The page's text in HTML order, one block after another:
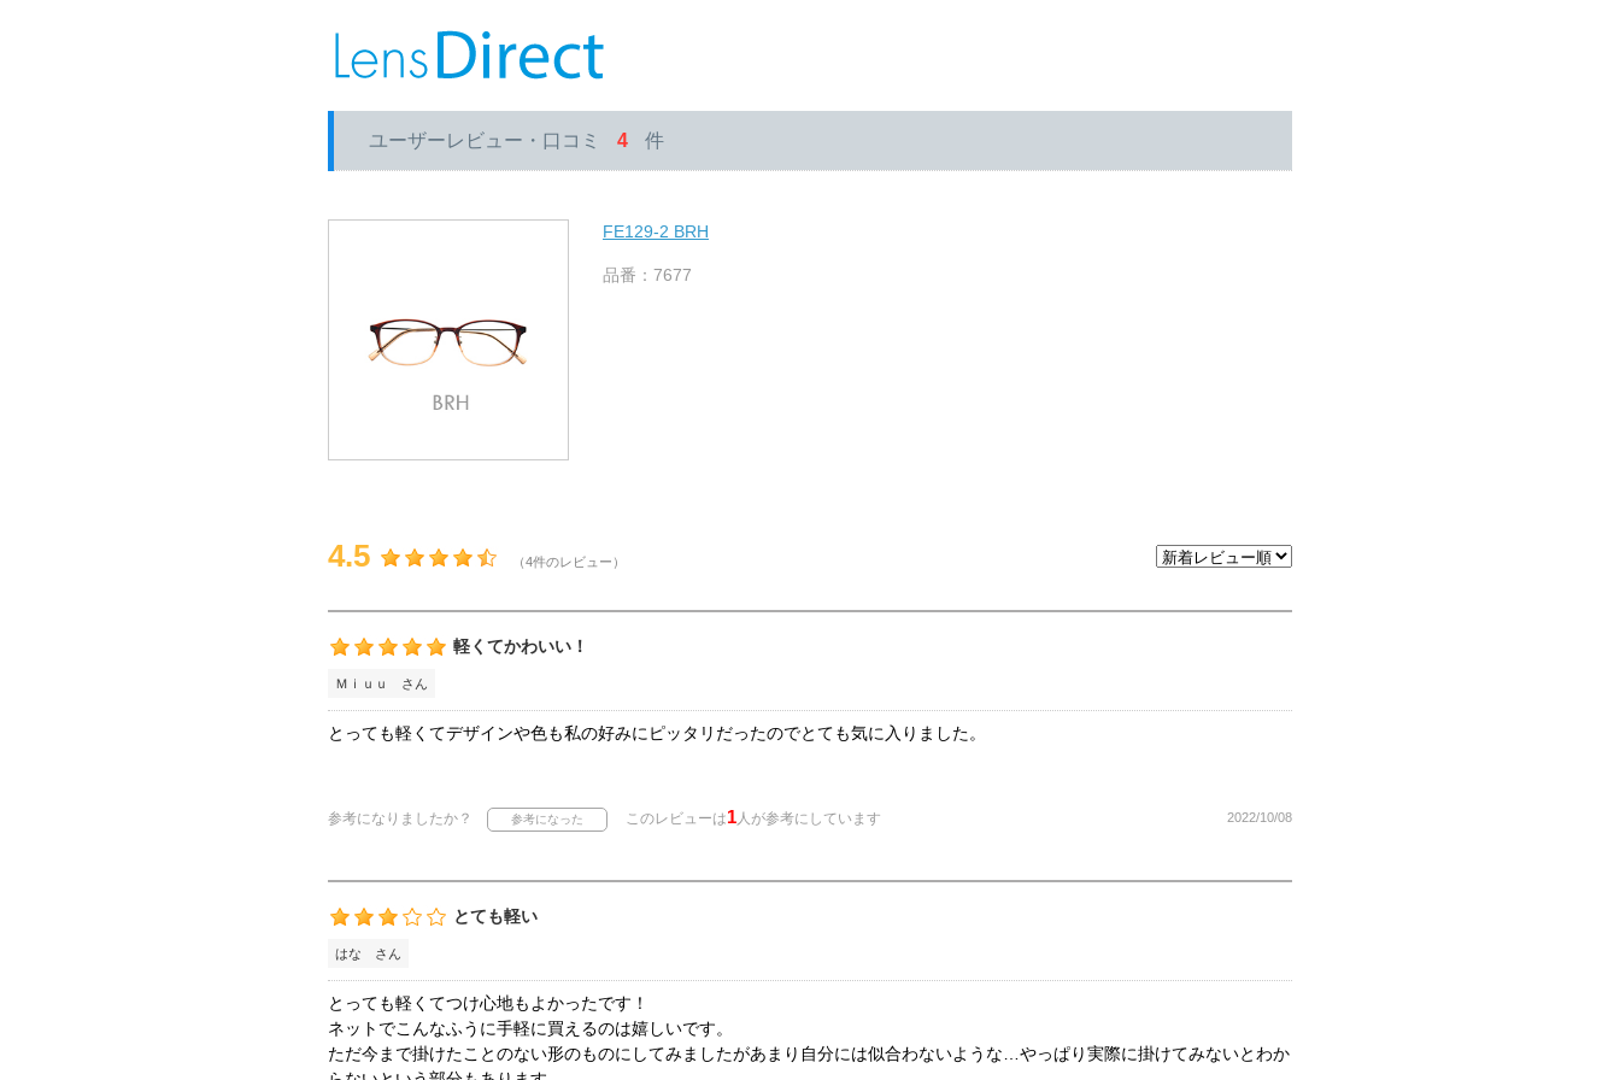
ユーザーレビュー・口コミ 4 件
FE129-2 BRH
品番：7677
4.5 （4件のレビュー）
軽くてかわいい！
Ｍｉｕｕ さん
とっても軽くてデザインや色も私の好みにピッタリだったのでとても気に入りました。
参考になりましたか？ このレビューは1人が参考にしています 2022/10/08
とても軽い
はな さん
とっても軽くてつけ心地もよかったです！
ネットでこんなふうに手軽に買えるのは嬉しいです。
ただ今まで掛けたことのない形のものにしてみましたがあまり自分には似合わないような…やっぱり実際に掛けてみないとわか